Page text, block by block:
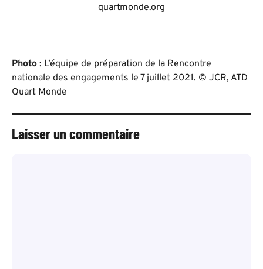
quartmonde.org
Photo : L’équipe de préparation de la Rencontre
nationale des engagements le 7 juillet 2021. © JCR, ATD
Quart Monde
Laisser un commentaire